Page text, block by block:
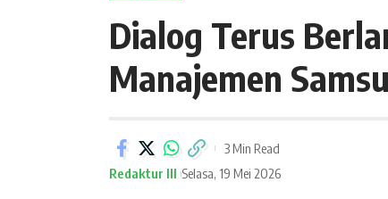
Dialog Terus
Manajemen
Redaktur III Selasa, 19 Mei 2026
3 Min Read